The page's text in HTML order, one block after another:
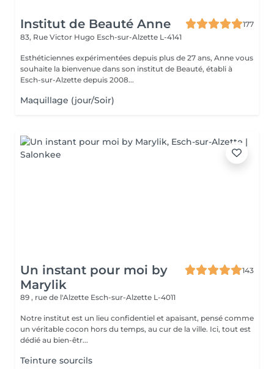
Institut de Beauté Anne
177
83, Rue Victor Hugo Esch-sur-Alzette L-4141
Esthéticiennes expérimentées depuis plus de 27 ans, Anne vous
souhaite la bienvenue dans son institut de Beauté, établi à
Esch-sur-Alzette depuis 2008...
Maquillage (jour/Soir)
Un instant pour moi by
Marylik
143
89 , rue de l'Alzette Esch-sur-Alzette L-4011
Notre institut est un lieu confidentiel et apaisant, pensé comme
un véritable cocon hors du temps, au cur de la ville. Ici, tout est
dédié au bien-êtr...
Teinture sourcils